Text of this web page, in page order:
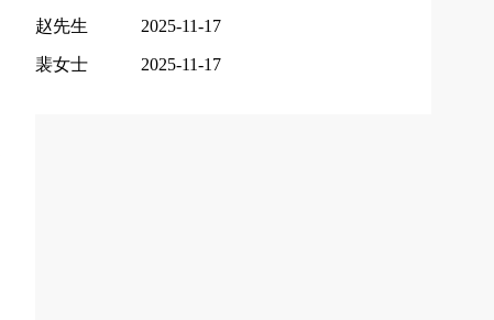
赵先生 2025-11-17
裴女士 2025-11-17